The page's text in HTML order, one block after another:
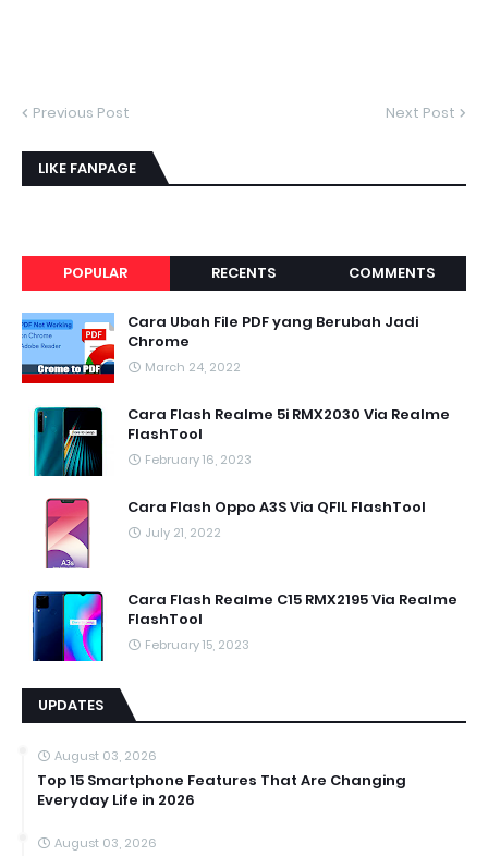
Previous Post Next Post
LIKE FANPAGE
POPULAR RECENTS COMMENTS
Cara Ubah File PDF yang Berubah Jadi
Chrome
March 24, 2022
Cara Flash Realme 5i RMX2030 Via Realme
FlashTool
February 16, 2023
Cara Flash Oppo A3S Via QFIL FlashTool
July 21, 2022
Cara Flash Realme C15 RMX2195 Via Realme
FlashTool
February 15, 2023
UPDATES
August 03, 2026
Top 15 Smartphone Features That Are Changing
Everyday Life in 2026
August 03, 2026